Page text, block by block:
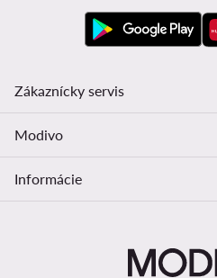
Zákaznícky servis
Modivo
Informácie